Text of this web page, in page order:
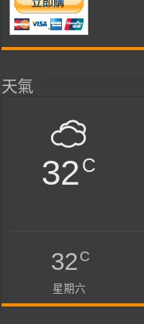
天氣
32C
32C
星期六